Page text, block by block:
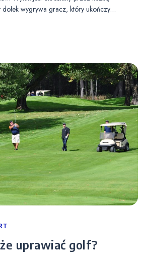
dołek wygrywa gracz, który ukończy…
uprawiać golf?